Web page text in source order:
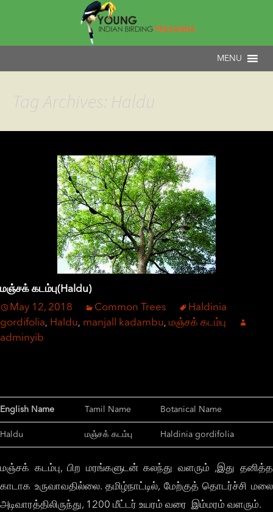
Tag Archives: Haldu
மஞ்சக் கடம்பு(Haldu)
May 12, 2018
Common Trees
Haldinia
gordifolia, Haldu, manjall kadambu, மஞ்சக் கடம்பு
adminyib
English Name Tamil Name Botanical Name
Haldu மஞ்சக் கடம்பு Haldinia gordifolia
மஞ்சக் கடம்பு, பிற மரங்களுடன் கலந்து வளரும் ,இது தனித்த
காடாக உருவாவதில்லை. தமிழ்நாட்டில், மேற்குத் தொடர்ச்சி மலை
அடிவாரத்திலிருந்து, 1200 மீட்டர் உயரம் வரை இம்மரம் வளரும்.